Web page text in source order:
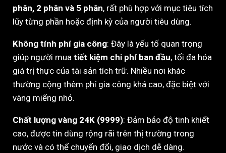
phân, 2 phân và 5 phân, rất phù hợp với mục tiêu tích
lũy từng phần hoặc định kỳ của người tiêu dùng.
Không tính phí gia công: Đây là yếu tố quan trọng
giúp người mua tiết kiệm chi phí ban đầu, tối đa hóa
giá trị thực của tài sản tích trữ. Nhiều nơi khác
thường cộng thêm phí gia công khá cao, đặc biệt với
vàng miếng nhỏ.
Chất lượng vàng 24K (9999): Đảm bảo độ tinh khiết
cao, được tin dùng rộng rãi trên thị trường trong
nước và có thể chuyển đổi, giao dịch dễ dàng.